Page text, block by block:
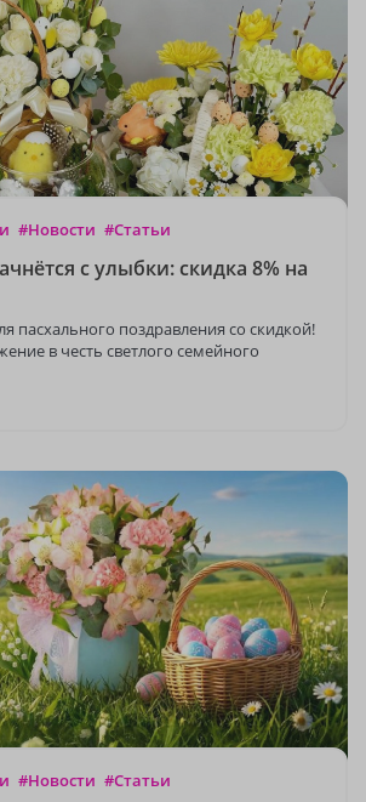
#Новости #Статьи
с улыбки: скидка 8% на
пасхального поздравления со скидкой!
в честь светлого семейного
#Новости #Статьи